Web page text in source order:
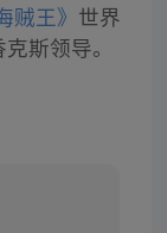
贼王》 世界
斯领导。